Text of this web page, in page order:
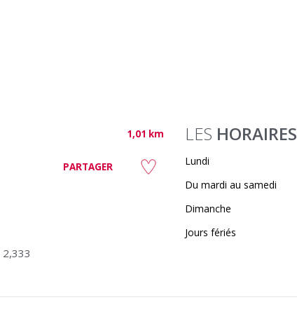
1,01 km
PARTAGER
2,333
LES HORAIRES
Lundi
Du mardi au samedi
Dimanche
Jours fériés